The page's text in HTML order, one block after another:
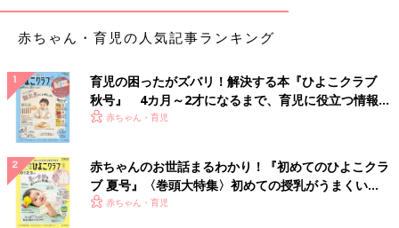
minet375さんのこの日のお弁当は、セブンイレブンの金の豚角
煮をメインおかずに。ごはんの上に直接盛り付けてどんぶり風に
したみたいですよ。お肉はトロトロで、ちょっと甘めのタレがご
赤ちゃん・育児の人気記事ランキング
育児の困ったがズバリ！解決する本『ひよこクラブ
秋号』 4カ月～2才になるまで、育児に役立つ情報が
いっぱい！
赤ちゃん・育児
赤ちゃんのお世話まるわかり！『初めてのひよこクラ
ブ 夏号』〈巻頭大特集〉初めての授乳がうまくい
く！ おっぱい・ミルクの基本と夏のトラブル 解決テ
赤ちゃん・育児